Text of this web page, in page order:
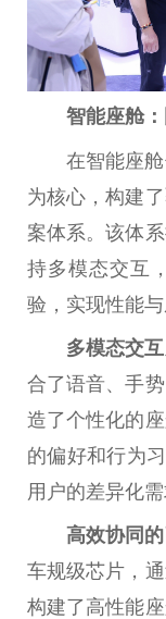
智能座舱
在智能座
为核心，构建
案体系。该体
持多模态交互
验，实现性能与
多模态交
合了语音、手
造了个性化的
的偏好和行为
用户的差异化
高效协同
车规级芯片，
构建了高性能